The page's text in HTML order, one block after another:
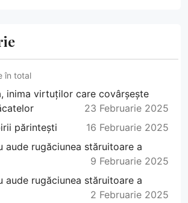
în total
inima virtuților care covârșește
23 Februarie 2025
părintești
16 Februarie 2025
aude rugăciunea stăruitoare a
9 Februarie 2025
aude rugăciunea stăruitoare a
2 Februarie 2025